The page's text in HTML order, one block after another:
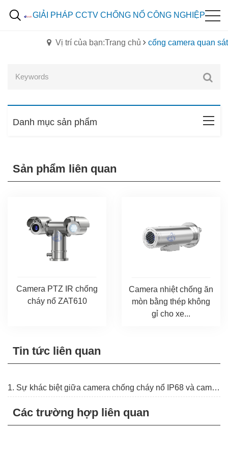
GIẢI PHÁP CCTV CHỐNG NỔ CÔNG NGHIỆP
Vị trí của bạn:Trang chủ cổng camera quan sát
Danh mục sản phẩm
Sản phẩm liên quan
Camera PTZ IR chống
cháy nổ ZAT610
Camera nhiệt chống ăn
mòn bằng thép không
gỉ cho xe...
Tin tức liên quan
1. Sự khác biệt giữa camera chống cháy nổ IP68 và camera chống bạo động là gì?
Các trường hợp liên quan